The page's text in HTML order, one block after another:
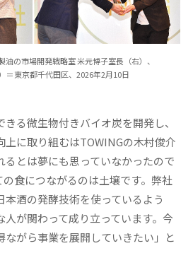
の市場開発戦略室 米元博子室長（右）、
＝東京都千代田区、2026年2月10日
る微生物付きバイオ炭を開発し、
上に取り組むはTOWINGの木村俊介
とは夢にも思っていなかったので
食につながるのは土壌です。弊社
酒の発酵技術を使っているよう
人が関わって成り立っています。今
がら事業を展開していきたい」と